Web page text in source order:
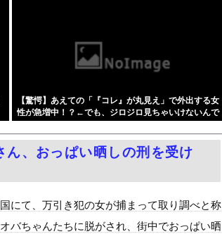
「寝たほうがいい！」と言われてガチ...
に出入りしお小遣い1億5000万...
DV事案で逮捕されていた 宮崎は...
らかかってるんだ…
キモすぎて炎上
ん
分かりました…」
PTSDという言葉は浸透されてい...
【驚愕】あえての「『コレ』が丸見え」で外出する女
性が急増中！？←でも、ジロジロ見ちゃいけないんで
ん、おっぱい晒しの刑を受け
にて、万引き犯の女が捕まって取り調べと称
オバちゃんたちに脱がされ、街中でおっぱい晒